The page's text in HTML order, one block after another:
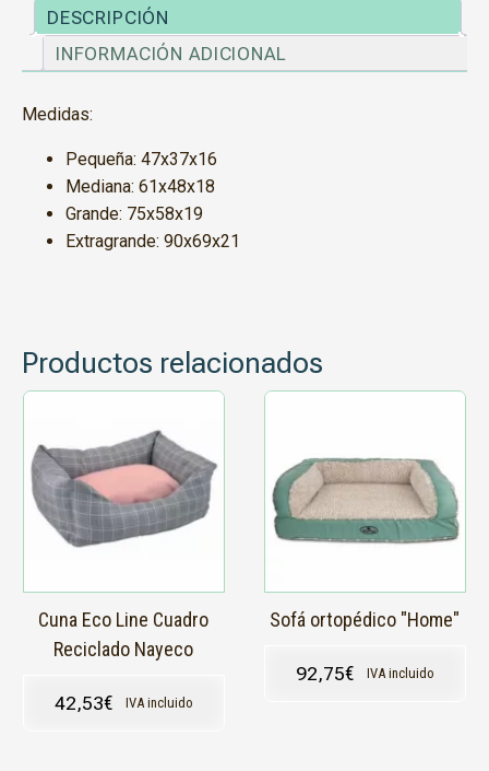
DESCRIPCIÓN
INFORMACIÓN ADICIONAL
Medidas:
Pequeña: 47x37x16
Mediana: 61x48x18
Grande: 75x58x19
Extragrande: 90x69x21
Productos relacionados
Cuna Eco Line Cuadro
Reciclado Nayeco
42,53€ IVA incluido
Sofá ortopédico "Home"
92,75€ IVA incluido